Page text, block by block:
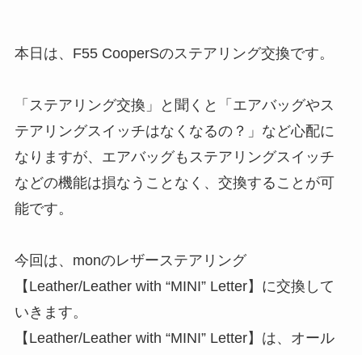
本日は、F55 CooperSのステアリング交換です。
「ステアリング交換」と聞くと「エアバッグやス
テアリングスイッチはなくなるの？」など心配に
なりますが、エアバッグもステアリングスイッチ
などの機能は損なうことなく、交換することが可
能です。
今回は、monのレザーステアリング
【Leather/Leather with “MINI” Letter】に交換して
いきます。
【Leather/Leather with “MINI” Letter】は、オール